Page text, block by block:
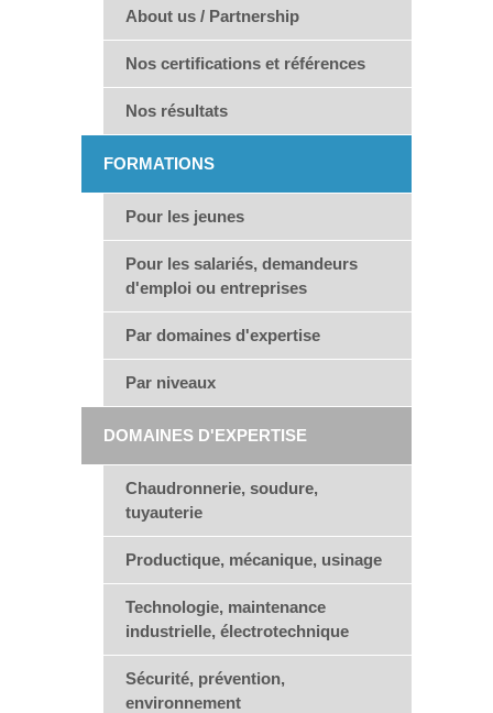
About us / Partnership
Nos certifications et références
Nos résultats
FORMATIONS
Pour les jeunes
Pour les salariés, demandeurs
d'emploi ou entreprises
Par domaines d'expertise
Par niveaux
DOMAINES D'EXPERTISE
Chaudronnerie, soudure,
tuyauterie
Productique, mécanique, usinage
Technologie, maintenance
industrielle, électrotechnique
Sécurité, prévention,
environnement